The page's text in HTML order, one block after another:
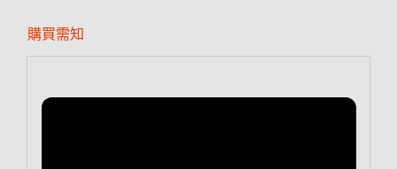
購買需知